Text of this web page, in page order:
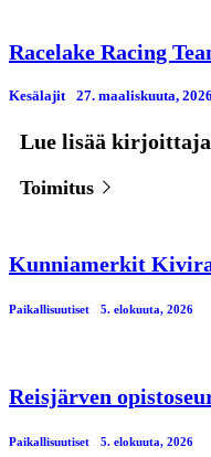
Racelake Racing
Kesälajit 27. maaliskuuta, 2026
Lue lisää
Toimitus
Kunniamerkit
Paikallisuutiset 5. elokuuta, 2026
Reisjärven
Paikallisuutiset 5. elokuuta, 2026